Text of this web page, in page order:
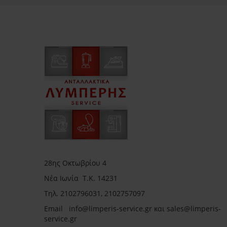
28ης Οκτωβρίου 4
Νέα Ιωνία Τ.Κ. 14231
Τηλ. 2102796031, 2102757097
Email info@limperis-service.gr και sales@limperis-
service.gr